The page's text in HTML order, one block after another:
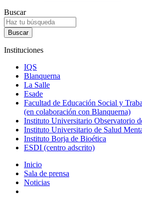
Buscar
Instituciones
IQS
Blanquerna
La Salle
Esade
Facultad de Educación Social y
(en colaboración con Blanquerna)
Instituto Universitario Observatorio
Instituto Universitario de Salud
Instituto Borja de Bioética
ESDI (centro adscrito)
Inicio
Sala de prensa
Noticias